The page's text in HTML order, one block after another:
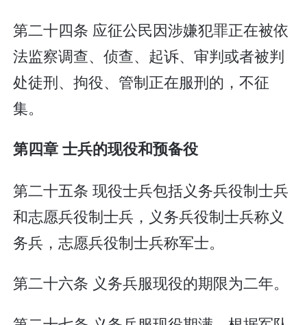
第二十四条 应征公民因涉嫌犯罪正在被依
法监察调查、侦查、起诉、审判或者被判
处徒刑、拘役、管制正在服刑的，不征
集。
第四章 士兵的现役和预备役
第二十五条 现役士兵包括义务兵役制士兵
和志愿兵役制士兵，义务兵役制士兵称义
务兵，志愿兵役制士兵称军士。
第二十六条 义务兵服现役的期限为二年。